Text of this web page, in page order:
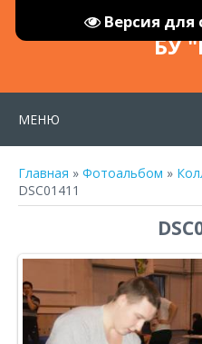
Версия
БУ
МЕНЮ
Главная » Фотоальбом »
DSC01411